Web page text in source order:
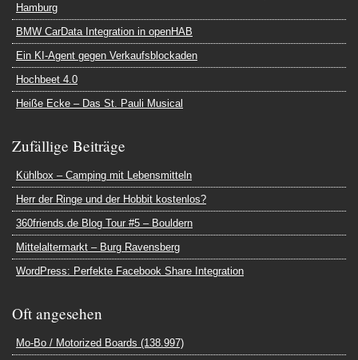
Hamburg
BMW CarData Integration in openHAB
Ein KI-Agent gegen Verkaufsblockaden
Hochbeet 4.0
Heiße Ecke – Das St. Pauli Musical
Zufällige Beiträge
Kühlbox – Camping mit Lebensmitteln
Herr der Ringe und der Hobbit kostenlos?
360friends.de Blog Tour #5 – Bouldern
Mittelaltermarkt – Burg Ravensberg
WordPress: Perfekte Facebook Share Integration
Oft angesehen
Mo-Bo / Motorized Boards (138.997)